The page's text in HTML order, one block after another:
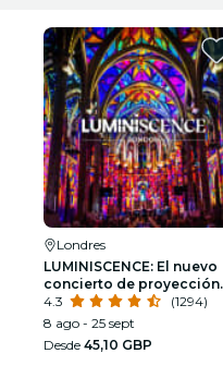
Londres
LUMINISCENCE: El nuevo
concierto de proyección
360° en la Catedral de
Westminster
4.3
(1294)
8 ago - 25 sept
Desde 45,10 GBP